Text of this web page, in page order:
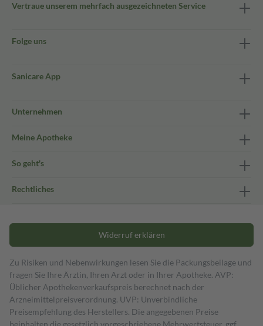
Vertraue unserem mehrfach ausgezeichneten Service
Folge uns
Sanicare App
Unternehmen
Meine Apotheke
So geht's
Rechtliches
Widerruf erklären
Zu Risiken und Nebenwirkungen lesen Sie die Packungsbeilage und
fragen Sie Ihre Ärztin, Ihren Arzt oder in Ihrer Apotheke. AVP:
Üblicher Apothekenverkaufspreis berechnet nach der
Arzneimittelpreisverordnung. UVP: Unverbindliche
Preisempfehlung des Herstellers. Die angegebenen Preise
beinhalten die gesetzlich vorgeschriebene Mehrwertsteuer, ggf.